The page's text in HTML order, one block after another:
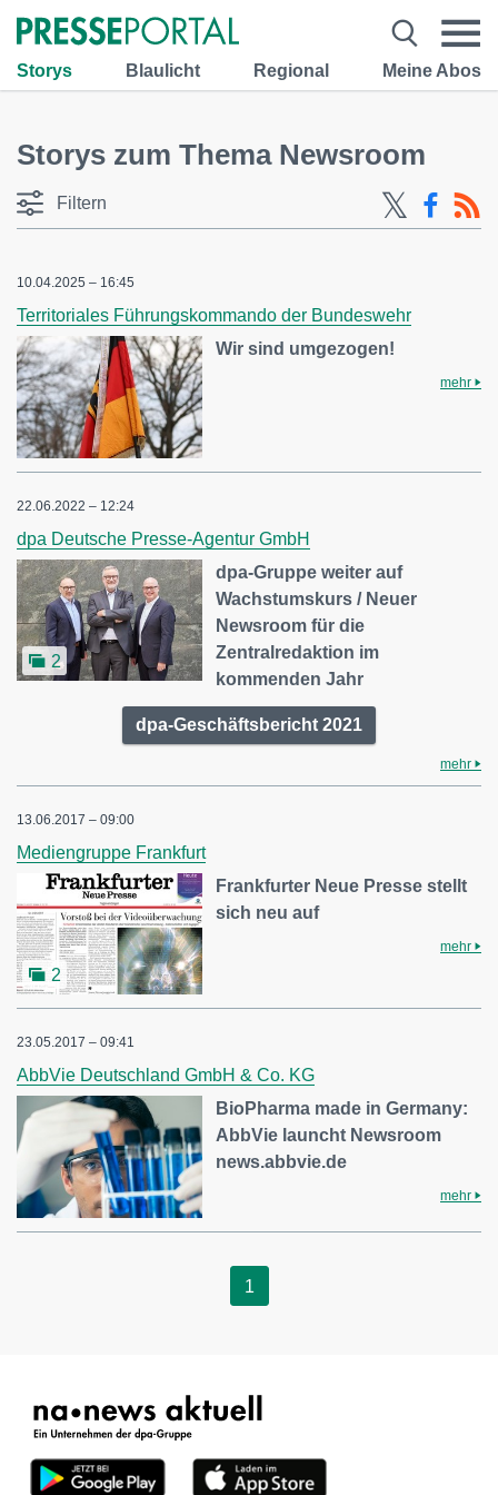
Storys Blaulicht Regional Meine Abos
Storys zum Thema Newsroom
Filtern
10.04.2025 – 16:45
Territoriales Führungskommando der Bundeswehr
Wir sind umgezogen!
mehr
22.06.2022 – 12:24
dpa Deutsche Presse-Agentur GmbH
2
dpa-Gruppe weiter auf
Wachstumskurs / Neuer
Newsroom für die
Zentralredaktion im
kommenden Jahr
dpa-Geschäftsbericht 2021
mehr
13.06.2017 – 09:00
Mediengruppe Frankfurt
2
Frankfurter Neue Presse stellt
sich neu auf
mehr
23.05.2017 – 09:41
AbbVie Deutschland GmbH & Co. KG
BioPharma made in Germany:
AbbVie launcht Newsroom
news.abbvie.de
mehr
1